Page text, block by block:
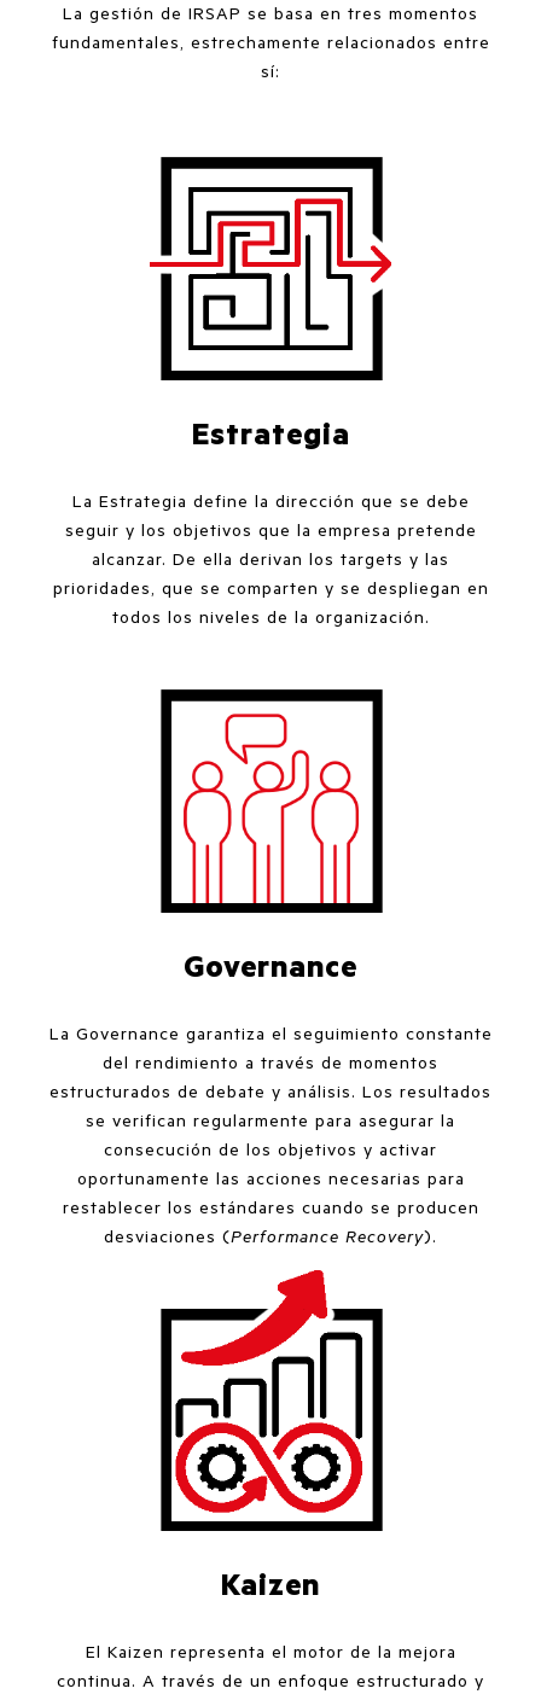
La gestión de IRSAP se basa en tres momentos
fundamentales, estrechamente relacionados entre
sí:
Estrategia
La Estrategia define la dirección que se debe
seguir y los objetivos que la empresa pretende
alcanzar. De ella derivan los targets y las
prioridades, que se comparten y se despliegan en
todos los niveles de la organización.
Governance
La Governance garantiza el seguimiento constante
del rendimiento a través de momentos
estructurados de debate y análisis. Los resultados
se verifican regularmente para asegurar la
consecución de los objetivos y activar
oportunamente las acciones necesarias para
restablecer los estándares cuando se producen
desviaciones (Performance Recovery).
Kaizen
El Kaizen representa el motor de la mejora
continua. A través de un enfoque estructurado y